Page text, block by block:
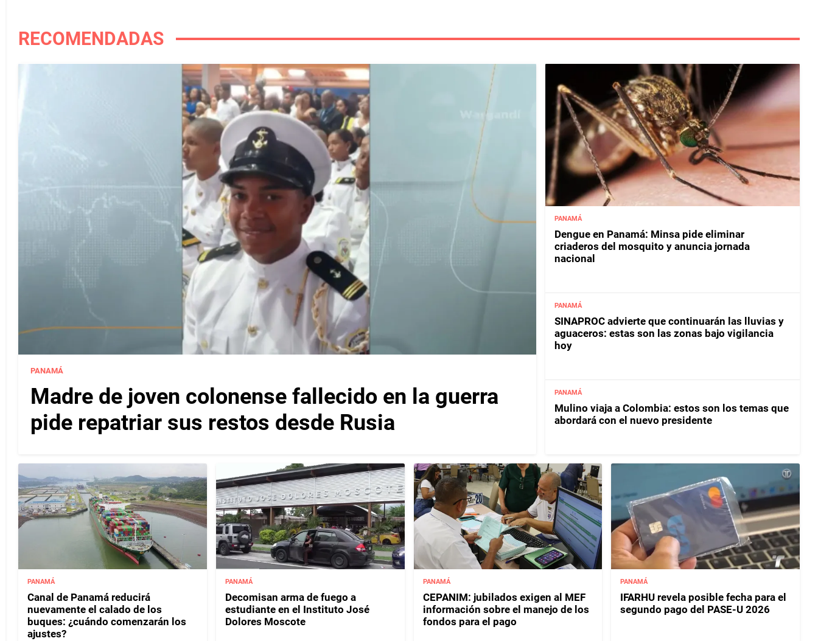
RECOMENDADAS
PANAMÁ
Madre de joven colonense fallecido en la guerra
pide repatriar sus restos desde Rusia
PANAMÁ
Dengue en Panamá: Minsa pide eliminar
criaderos del mosquito y anuncia jornada
nacional
PANAMÁ
SINAPROC advierte que continuarán las lluvias y
aguaceros: estas son las zonas bajo vigilancia
hoy
PANAMÁ
Mulino viaja a Colombia: estos son los temas que
abordará con el nuevo presidente
PANAMÁ
Canal de Panamá reducirá
nuevamente el calado de los
buques: ¿cuándo comenzarán los
ajustes?
PANAMÁ
Decomisan arma de fuego a
estudiante en el Instituto José
Dolores Moscote
PANAMÁ
CEPANIM: jubilados exigen al MEF
información sobre el manejo de los
fondos para el pago
PANAMÁ
IFARHU revela posible fecha para el
segundo pago del PASE-U 2026